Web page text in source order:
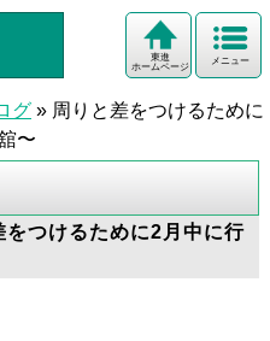
メニュー
東進
ホームページ
グ » 周りと差をつけるために
〜
つけるために2月中に行